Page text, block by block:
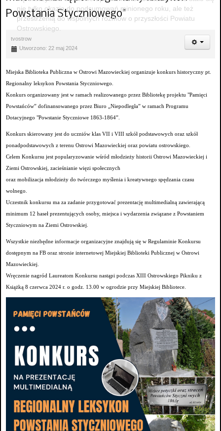
nie tylko okazją do podsumowań minionego roku, ale też
przestrzenią do wspólnych rozmów o przyszłości Powiatu
Ostrowskiego.
Powstania Styczniowego"
tvostrow
Utworzono: 22 maj 2024
Miejska Biblioteka Publiczna w Ostrowi Mazowieckiej organizuje konkurs historyczny pt.
Regionalny leksykon Powstania Styczniowego.
Konkurs organizowany jest w ramach realizowanego przez Bibliotekę projektu "Pamięci
Powstańców” dofinansowanego przez Biuro „Niepodległa” w ramach Programu
Dotacyjnego "Powstanie Styczniowe 1863-1864”.
Konkurs skierowany jest do uczniów klas VII i VIII szkół podstawowych oraz szkół
ponadpodstawowych z terenu Ostrowi Mazowieckiej oraz powiatu ostrowskiego.
Celem Konkursu jest popularyzowanie wśród młodzieży historii Ostrowi Mazowieckiej i
Ziemi Ostrowskiej, zacieśnianie więzi społecznych
oraz mobilizacja młodzieży do twórczego myślenia i kreatywnego spędzania czasu
wolnego.
Uczestnik konkursu ma za zadanie przygotować prezentację multimedialną zawierającą
minimum 12 haseł prezentujących osoby, miejsca i wydarzenia związane z Powstaniem
Styczniowym na Ziemi Ostrowskiej.
Wszystkie niezbędne informacje organizacyjne znajdują się w Regulaminie Konkursu
dostępnym na FB oraz stronie internetowej Miejskiej Biblioteki Publicznej w Ostrowi
Mazowieckiej.
Wręczenie nagród Laureatom Konkursu nastąpi podczas XIII Ostrowskiego Pikniku z
Książką 8 czerwca 2024 r. o godz. 13.00 w ogrodzie przy Miejskiej Bibliotece.